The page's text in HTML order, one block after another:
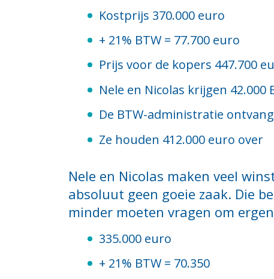
Kostprijs 370.000 euro
+ 21% BTW = 77.700 euro
Prijs voor de kopers 447.700
Nele en Nicolas krijgen 42.000
De BTW-administratie
Ze houden 412.000 euro over
Nele en Nicolas maken veel
absoluut geen goeie zaak. Die
minder moeten vragen om
335.000 euro
+ 21% BTW = 70.350